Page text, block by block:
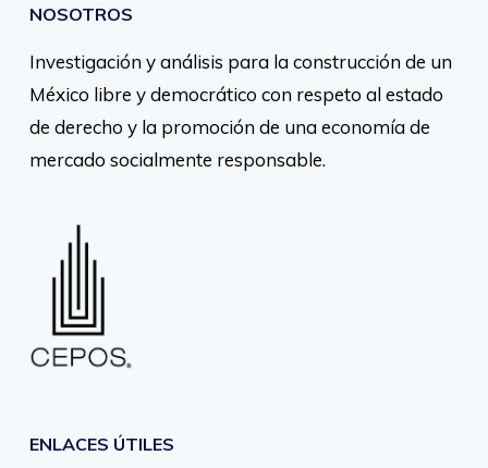
NOSOTROS
Investigación y análisis para la construcción de un
México libre y democrático con respeto al estado
de derecho y la promoción de una economía de
mercado socialmente responsable.
ENLACES ÚTILES